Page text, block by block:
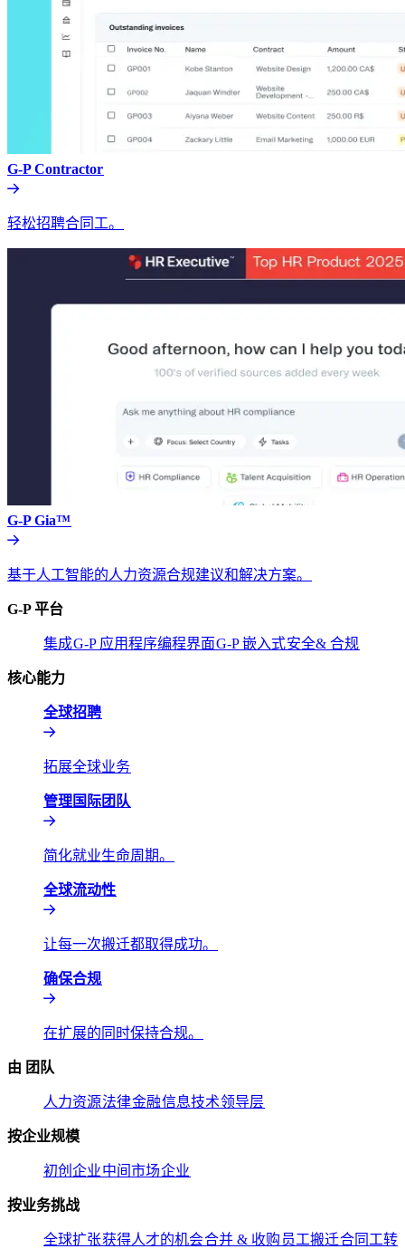
G-P Contractor​​
轻松招聘合同工。​​
G-P Gia™​​
基于人工智能的人力资源合规建议和解决方案。​​
G-P 平台​​
集成​​G-P 应用程序编程界面​​G-P 嵌入式​​安全& 合规​​
核心能力​​
全球招聘​​
拓展全球业务​​
管理国际团队​​
简化就业生命周期。​​
全球流动性​​
让每一次搬迁都取得成功。​​
确保合规​​
在扩展的同时保持合规。​​
由 团队​​
人力资源​​法律​​金融​​信息技术​​领导层​​
按企业规模​​
初创企业​​中间市场​​企业​​
按业务挑战​​
全球扩张​​获得人才的机会​​合并 & 收购​​ 员工搬迁​​合同工转